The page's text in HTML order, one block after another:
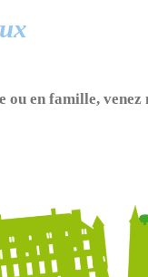
ou en famille, venez